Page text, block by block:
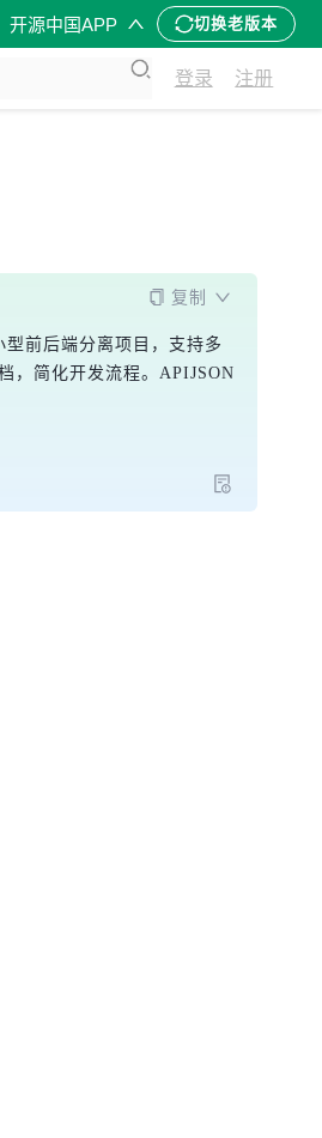
开源中国APP 切换老版本
登录 注册
复制
前后端分离项目，支持多
，简化开发流程。APIJSON